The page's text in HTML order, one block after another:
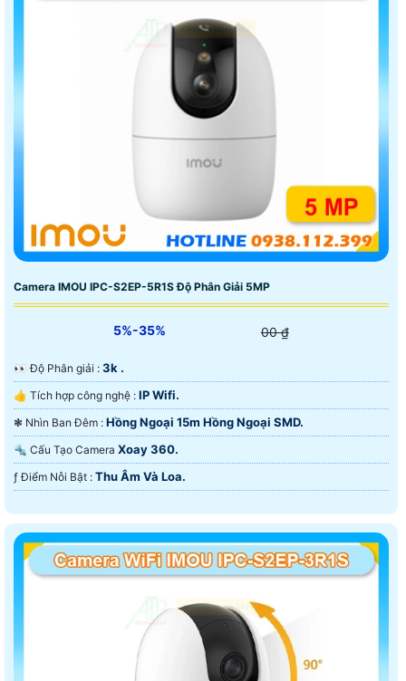
Camera IMOU IPC-S2EP-5R1S Độ Phân Giải 5MP
5%-35% 00 ₫
️👀 Độ Phân giải : 3k .
👍 Tích hợp công nghệ : IP Wifi.
❃ Nhìn Ban Đêm : Hồng Ngoại 15m Hồng Ngoại SMD.
🔩 Cấu Tạo Camera Xoay 360.
️ƒ Điểm Nỗi Bật : Thu Âm Và Loa.